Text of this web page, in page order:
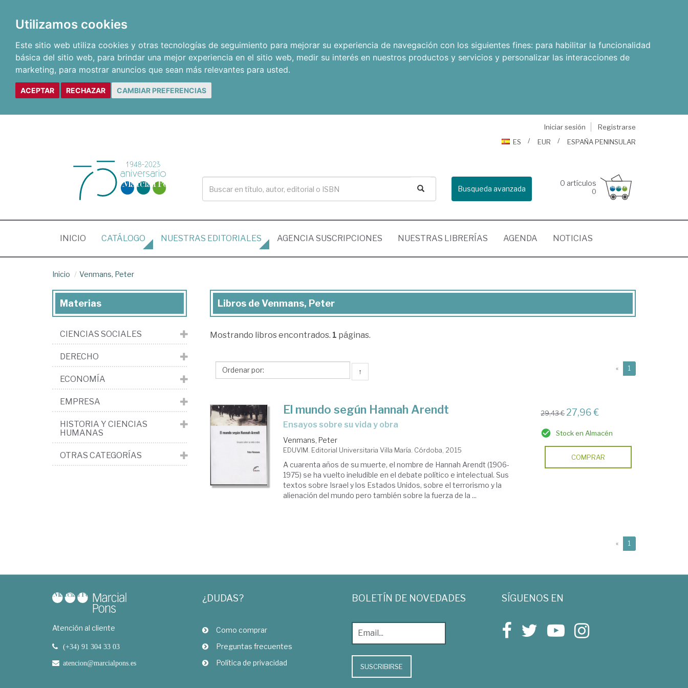
Utilizamos cookies
Este sitio web utiliza cookies y otras tecnologías de seguimiento para mejorar su experiencia de navegación con los siguientes fines: para habilitar la funcionalidad
básica del sitio web, para brindar una mejor experiencia en el sitio web, medir su interés en nuestros productos y servicios y personalizar las interacciones de
marketing, para mostrar anuncios que sean más relevantes para usted.
ACEPTAR RECHAZAR CAMBIAR PREFERENCIAS
Iniciar sesión
Registrarse
ES
EUR ESPAÑA PENINSULAR
Busqueda avanzada
0 artículos
0
INICIO (CURRENT)
CATÁLOGO NUESTRAS EDITORIALES AGENCIA SUSCRIPCIONES NUESTRAS LIBRERÍAS AGENDA NOTICIAS
Inicio Venmans, Peter
Libros
Venmans,
Libros de Venmans, Peter
Mostrando libros encontrados. 1 páginas.
↑ « 1
El mundo según Hannah Arendt
ensayos sobre su vida y obra
Venmans, Peter
EDUVIM. Editorial Universitaria Villa María. Córdoba, 2015
A cuarenta años de su muerte, el nombre de Hannah Arendt (1906-
1975) se ha vuelto ineludible en el debate político e intelectual. Sus
textos sobre Israel y los Estados Unidos, sobre el terrorismo y la
alienación del mundo pero también sobre la fuerza de la ...
29,43 € 27,96 €
Stock en Almacén
COMPRAR
« 1
Materias
CIENCIAS SOCIALES
DERECHO
ECONOMÍA
EMPRESA
HISTORIA Y CIENCIAS
HUMANAS
OTRAS CATEGORÍAS
Atención al cliente
(+34) 91 304 33 03
atencion@marcialpons.es
¿DUDAS?
Como comprar
Preguntas frecuentes
Política de privacidad
BOLETÍN DE NOVEDADES
SUSCRIBIRSE
SÍGUENOS EN